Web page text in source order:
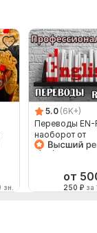
зн.
5.0 (6K+)
Переводы EN-
наоборот от
от
250 ₽ за